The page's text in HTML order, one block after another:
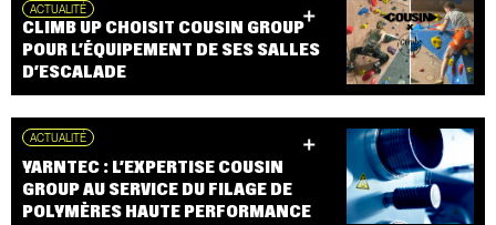
ACTUALITÉ
CLIMB UP CHOISIT COUSIN GROUP
POUR L’ÉQUIPEMENT DE SES SALLES
D’ESCALADE
ACTUALITÉ
YARNTEC : L’EXPERTISE COUSIN
GROUP AU SERVICE DU FILAGE DE
POLYMÈRES HAUTE PERFORMANCE